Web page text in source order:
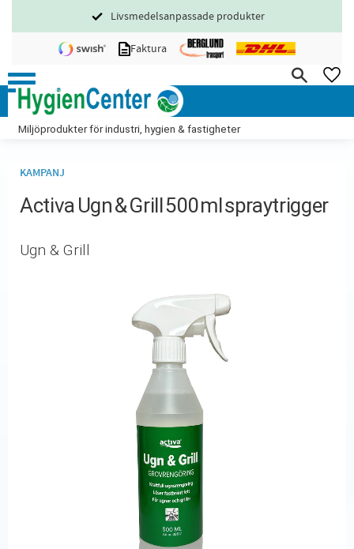
Meny
Livsmedelsanpassade produkter
Faktura
Miljöprodukter för industri, hygien & fastigheter
KAMPANJ
Activa Ugn & Grill 500ml spraytrigger
Ugn & Grill